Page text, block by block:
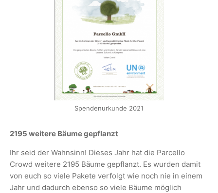
Spendenurkunde 2021
2195 weitere Bäume gepflanzt
Ihr seid der Wahnsinn! Dieses Jahr hat die Parcello
Crowd weitere 2195 Bäume gepflanzt. Es wurden damit
von euch so viele Pakete verfolgt wie noch nie in einem
Jahr und dadurch ebenso so viele Bäume möglich